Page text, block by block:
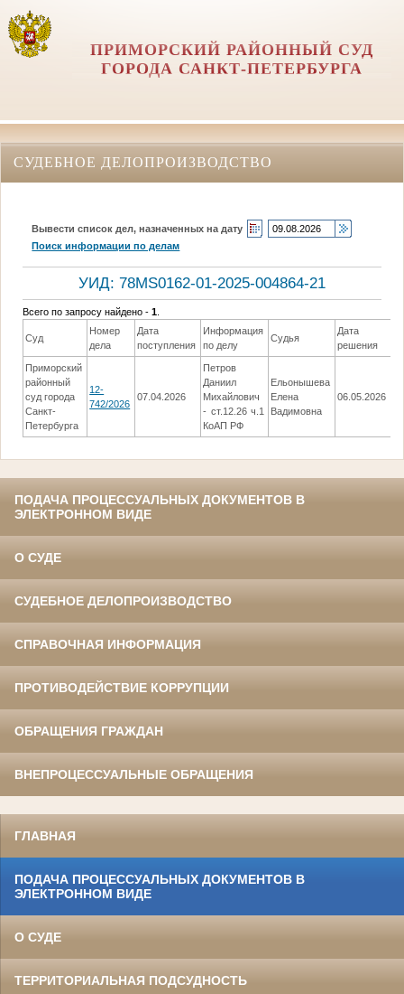
ПРИМОРСКИЙ РАЙОННЫЙ СУД
ГОРОДА САНКТ-ПЕТЕРБУРГА
СУДЕБНОЕ ДЕЛОПРОИЗВОДСТВО
Вывести список дел, назначенных на дату
Поиск информации по делам
УИД: 78MS0162-01-2025-004864-21
Всего по запросу найдено -1
Суд
Номер
дела
Дата
поступления
Информация
по делу
Судья
Дата
решения
Приморский
районный
суд города
Санкт-
Петербурга
12-
742/2026
07.04.2026
Петров
Даниил
Михайлович
- ст.12.26 ч.1
КоАП РФ
Ельонышева
Елена
Вадимовна
06.05.2026
ПОДАЧА ПРОЦЕССУАЛЬНЫХ ДОКУМЕНТОВ В
ЭЛЕКТРОННОМ ВИДЕ
О СУДЕ
СУДЕБНОЕ ДЕЛОПРОИЗВОДСТВО
СПРАВОЧНАЯ ИНФОРМАЦИЯ
ПРОТИВОДЕЙСТВИЕ КОРРУПЦИИ
ОБРАЩЕНИЯ ГРАЖДАН
ВНЕПРОЦЕССУАЛЬНЫЕ ОБРАЩЕНИЯ
ГЛАВНАЯ
ПОДАЧА ПРОЦЕССУАЛЬНЫХ ДОКУМЕНТОВ В
ЭЛЕКТРОННОМ ВИДЕ
О СУДЕ
ТЕРРИТОРИАЛЬНАЯ ПОДСУДНОСТЬ